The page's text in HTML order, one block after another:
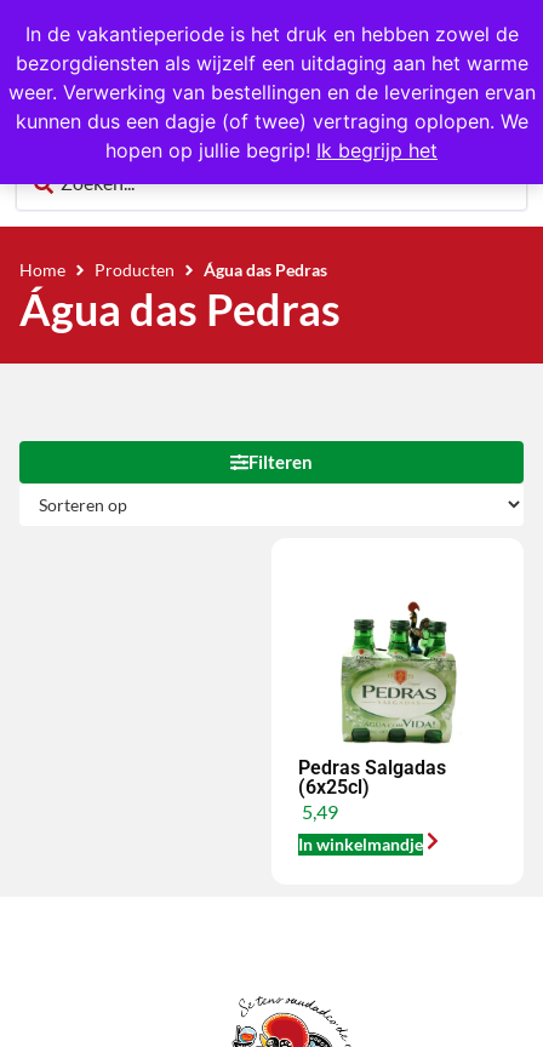
In de vakantieperiode is het druk en hebben zowel de
bezorgdiensten als wijzelf een uitdaging aan het warme
weer. Verwerking van bestellingen en de leveringen ervan
kunnen dus een dagje (of twee) vertraging oplopen. We
hopen op jullie begrip! Ik begrijp het
0
Home Producten Água das Pedras
Água das Pedras
Filteren
Pedras Salgadas
(6x25cl)
5,49
In winkelmandje